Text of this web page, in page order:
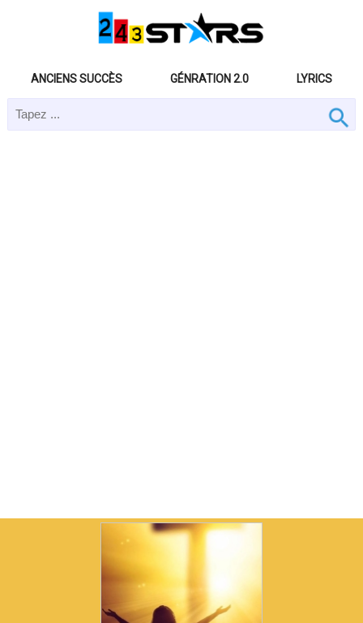
ANCIENS SUCCÈS GÉNRATION 2.0 LYRICS